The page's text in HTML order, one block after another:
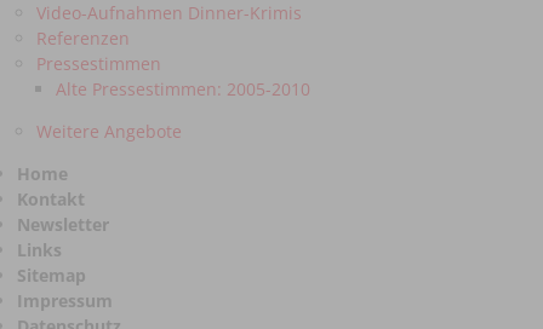
Video-Aufnahmen Dinner-Krimis
Referenzen
Pressestimmen
Alte Pressestimmen: 2005-2010
Weitere Angebote
Home
Kontakt
Newsletter
Links
Sitemap
Impressum